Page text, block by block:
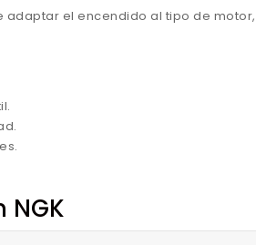
adaptar el encendido al tipo de